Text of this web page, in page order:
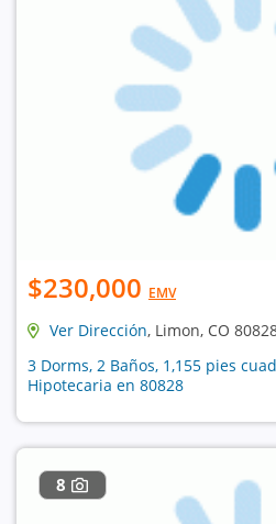
$230,000 EMV
Ver Dirección, Limon, CO
3 Dorms, 2 Baños, 1,155 pies
Hipotecaria en 80828
8